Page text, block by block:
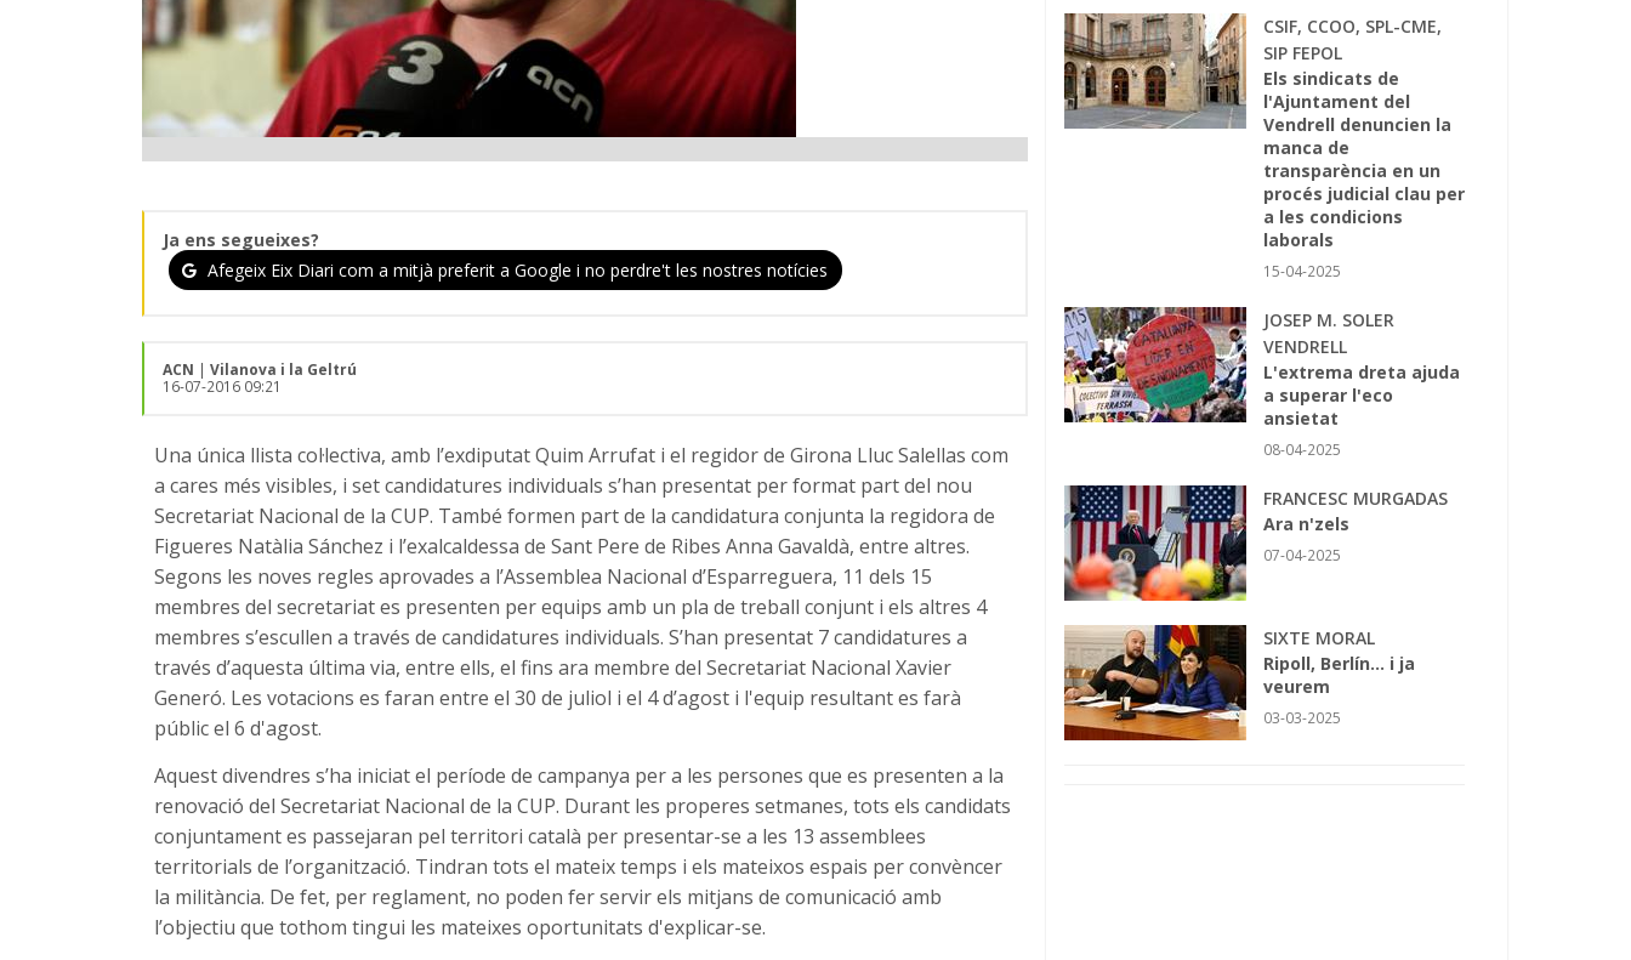
Ja ens segueixes?
Afegeix Eix Diari com a mitjà preferit a Google i no perdre't les nostres notícies
ACN | Vilanova i la Geltrú
16-07-2016 09:21
Una única llista col·lectiva, amb l’exdiputat Quim Arrufat i el regidor de Girona Lluc Salellas com
a cares més visibles, i set candidatures individuals s’han presentat per format part del nou
Secretariat Nacional de la CUP. També formen part de la candidatura conjunta la regidora de
Figueres Natàlia Sánchez i l’exalcaldessa de Sant Pere de Ribes Anna Gavaldà, entre altres.
Segons les noves regles aprovades a l’Assemblea Nacional d’Esparreguera, 11 dels 15
membres del secretariat es presenten per equips amb un pla de treball conjunt i els altres 4
membres s’escullen a través de candidatures individuals. S’han presentat 7 candidatures a
través d’aquesta última via, entre ells, el fins ara membre del Secretariat Nacional Xavier
Generó. Les votacions es faran entre el 30 de juliol i el 4 d’agost i l'equip resultant es farà
públic el 6 d'agost.
Aquest divendres s’ha iniciat el període de campanya per a les persones que es presenten a la
renovació del Secretariat Nacional de la CUP. Durant les properes setmanes, tots els candidats
conjuntament es passejaran pel territori català per presentar-se a les 13 assemblees
territorials de l’organització. Tindran tots el mateix temps i els mateixos espais per convèncer
la militància. De fet, per reglament, no poden fer servir els mitjans de comunicació amb
l’objectiu que tothom tingui les mateixes oportunitats d'explicar-se.
CSIF, CCOO, SPL-CME,
SIP FEPOL
Els sindicats de
l'Ajuntament del
Vendrell denuncien la
manca de
transparència en un
procés judicial clau per
a les condicions
laborals
15-04-2025
JOSEP M. SOLER
VENDRELL
L'extrema dreta ajuda
a superar l'eco
ansietat
08-04-2025
FRANCESC MURGADAS
Ara n'zels
07-04-2025
SIXTE MORAL
Ripoll, Berlín... i ja
veurem
03-03-2025